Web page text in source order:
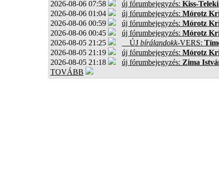
2026-08-06 07:58 új fórumbejegyzés: Kiss-
2026-08-06 01:04
új fórumbejegyzés: Mórotz
2026-08-06 00:59
új fórumbejegyzés: Mórotz
2026-08-06 00:45
új fórumbejegyzés: Mórotz
2026-08-05 21:25
ÚJ bírálandokk-VERS:
2026-08-05 21:19
új fórumbejegyzés: Mórotz
2026-08-05 21:18
új fórumbejegyzés: Zima
TOVÁBB